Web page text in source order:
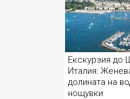
Екскурзия до
Италия:
долината на
нощувки